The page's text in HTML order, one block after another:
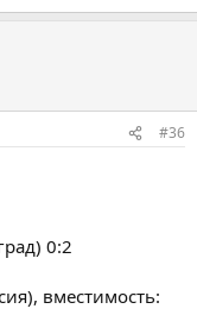
#36
0:2
вместимость: